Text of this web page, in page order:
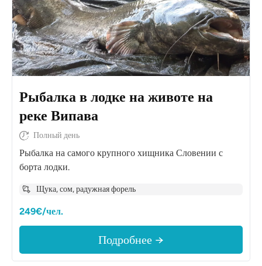
Рыбалка в лодке на животе на
реке Випава
Полный день
Рыбалка на самого крупного хищника Словении с
борта лодки.
Щука, сом, радужная форель
249€/чел.
Подробнее →